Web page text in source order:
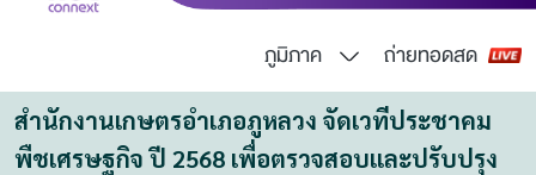
ภูมิภาค ถ่ายทอดสด
สำนักงานเกษตรอำเภอภูหลวง จัดเวทีประชาคม
พืชเศรษฐกิจ ปี 2568 เพื่อตรวจสอบและปรับปรุง